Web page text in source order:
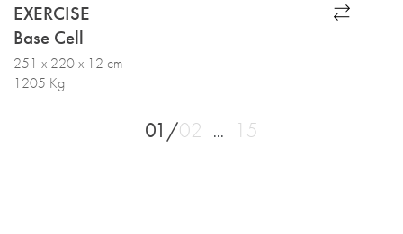
EXERCISE
Base Cell
251 x 220 x 12 cm
1205 Kg
01/02 ... 15